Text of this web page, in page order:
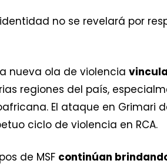
no se revelará por
nueva ola de violencia
regiones del país,
El ataque en Grimari
ciclo de violencia en RCA.
de MSF continúan